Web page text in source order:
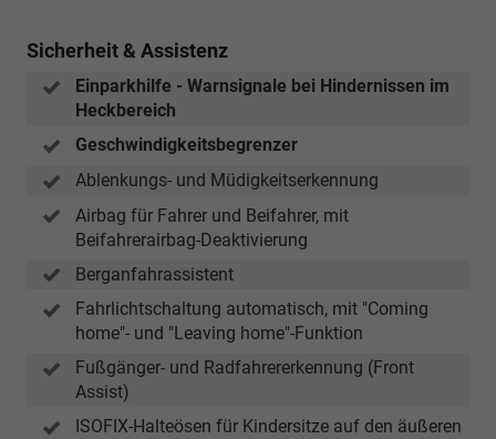
Sicherheit & Assistenz
Einparkhilfe - Warnsignale bei Hindernissen im
Heckbereich
Geschwindigkeitsbegrenzer
Ablenkungs- und Müdigkeitserkennung
Airbag für Fahrer und Beifahrer, mit
Beifahrerairbag-Deaktivierung
Berganfahrassistent
Fahrlichtschaltung automatisch, mit "Coming
home"- und "Leaving home"-Funktion
Fußgänger- und Radfahrererkennung (Front
Assist)
ISOFIX-Halteösen für Kindersitze auf den äußeren